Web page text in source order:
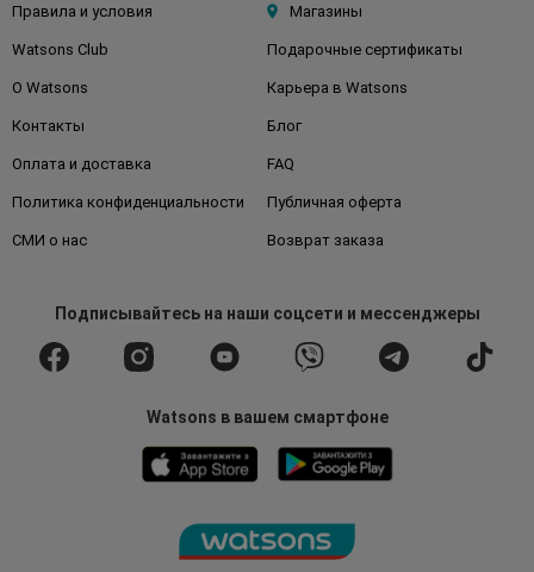
Правила и условия Магазины
Watsons Club Подарочные сертификаты
О Watsons Карьера в Watsons
Контакты Блог
Оплата и доставка FAQ
Политика конфиденциальности Публичная оферта
СМИ о нас Возврат заказа
Подписывайтесьна наши соцсети и мессенджеры
Watsons в вашем смартфоне